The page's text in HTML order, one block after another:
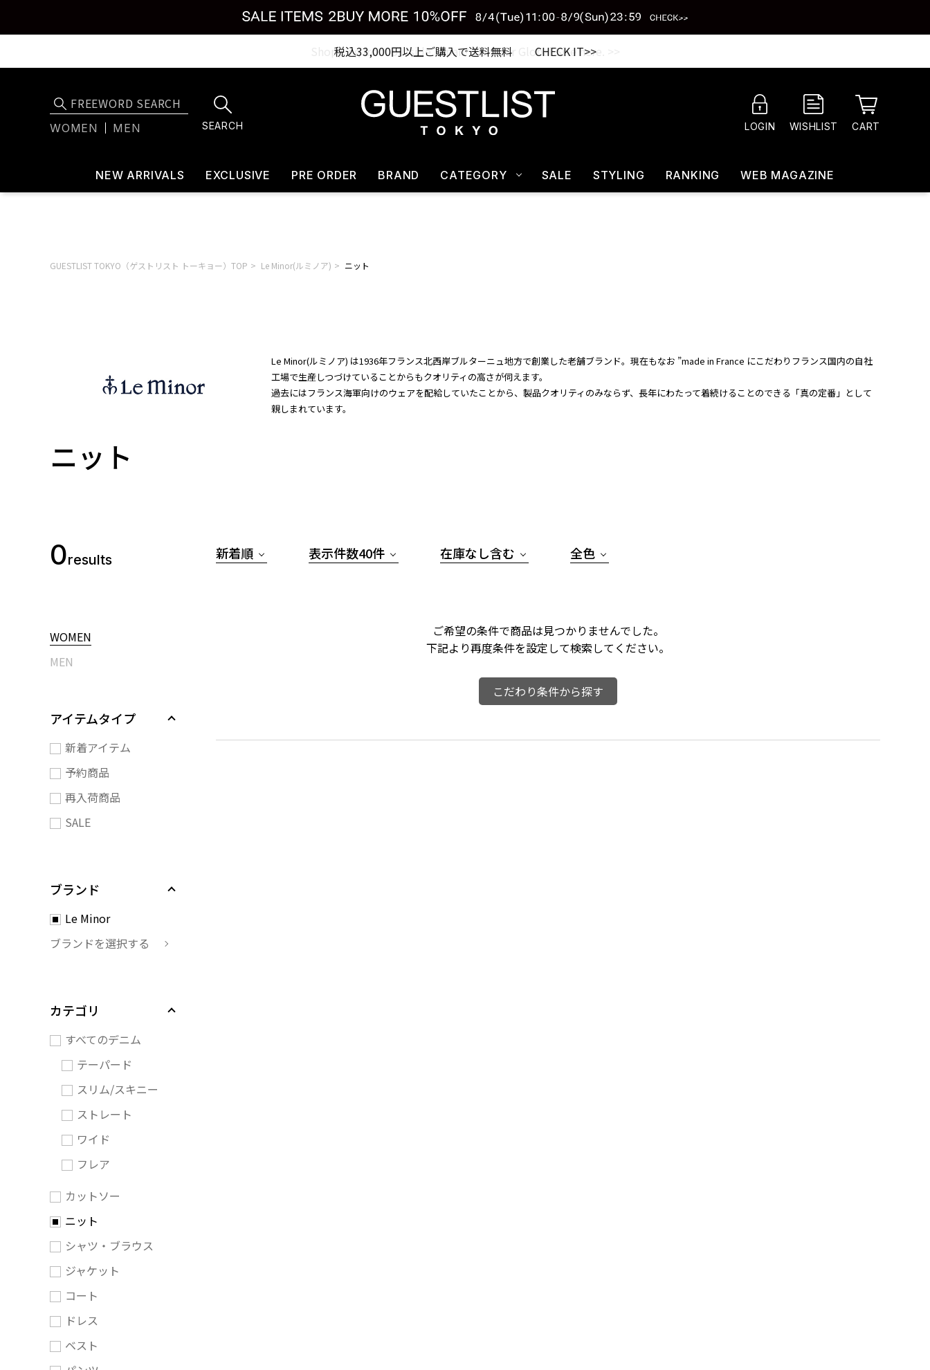
税込33,000円以上ご購入で送料無料 CHECK IT>>
WOMEN MEN SEARCH LOGIN WISHLIST CART
NEW ARRIVALS EXCLUSIVE PRE ORDER BRAND CATEGORY SALE STYLING RANKING WEB MAGAZINE
GUESTLIST TOKYO（ゲストリスト トーキョー）TOP Le Minor(ルミノア) ニット
Le Minor(ルミノア) は1936年フランス北西岸ブルターニュ地方で創業した老舗ブランド。現在もなお ”made in France にこだわりフランス国内の自社
工場で生産しつづけていることからもクオリティの高さが伺えます。
過去にはフランス海軍向けのウェアを配給していたことから、製品クオリティのみならず、長年にわたって着続けることのできる「真の定番」として
親しまれています。
ニット
0results
WOMEN
MEN
アイテムタイプ
新着アイテム
予約商品
再入荷商品
SALE
ブランド
Le Minor
ブランドを選択する
カテゴリ
すべてのデニム
テーパード
スリム/スキニー
ストレート
ワイド
フレア
カットソー
ニット
シャツ・ブラウス
ジャケット
コート
ドレス
ベスト
新着順 表示件数40件 在庫なし含む 全色
ご希望の条件で商品は見つかりませんでした。
下記より再度条件を設定して検索してください。
こだわり条件から探す